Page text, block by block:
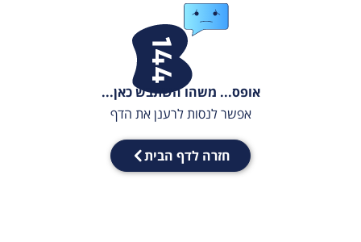
אופס... משהו השתבש כאן...
אפשר לנסות לרענן את הדף
חזרה לדף הבית